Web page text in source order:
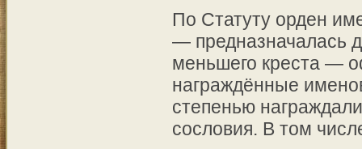
По Статуту орден
— предназначалась
меньшего креста —
награждённые
степенью
сословия. В том